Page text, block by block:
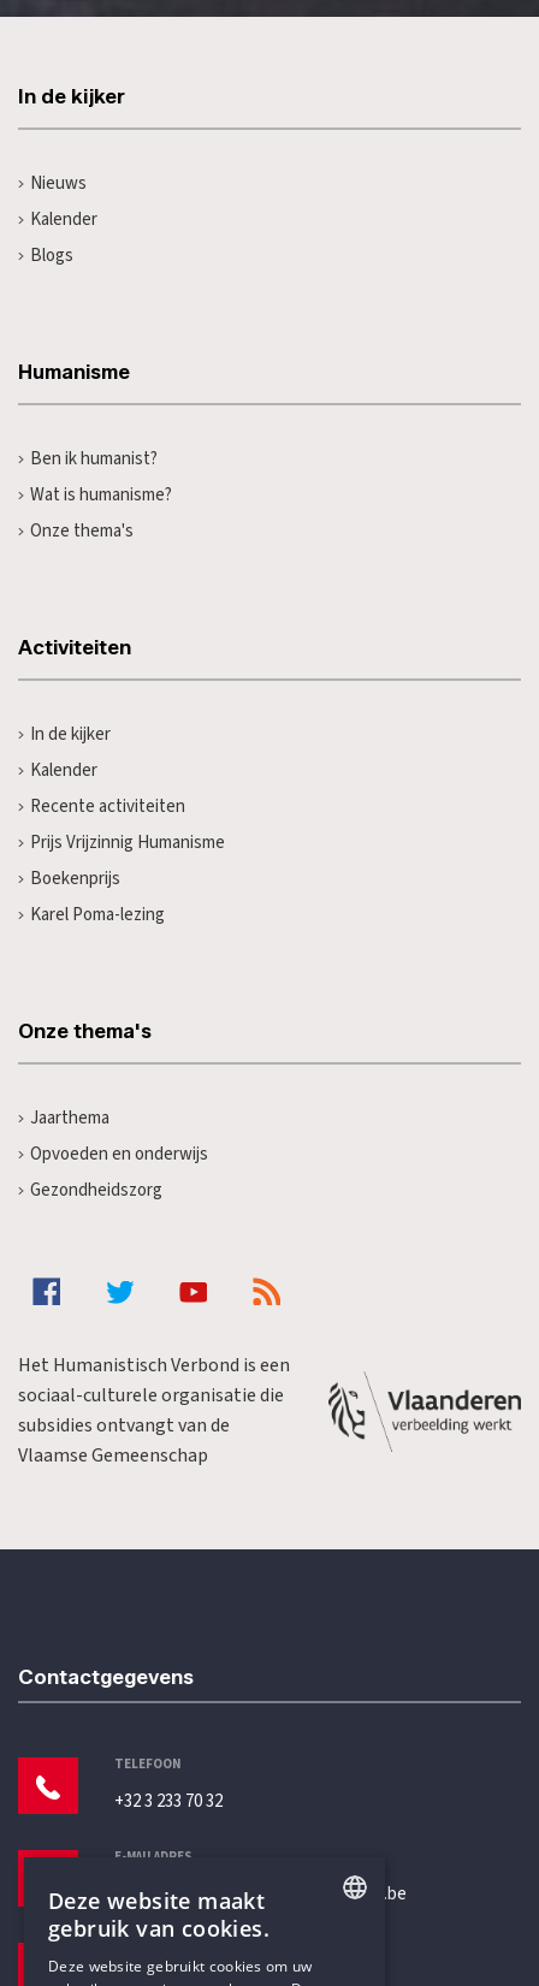
In de kijker
Nieuws
Kalender
Blogs
Humanisme
Ben ik humanist?
Wat is humanisme?
Onze thema's
Activiteiten
In de kijker
Kalender
Recente activiteiten
Prijs Vrijzinnig Humanisme
Boekenprijs
Karel Poma-lezing
Onze thema's
Jaarthema
Opvoeden en onderwijs
Gezondheidszorg
Het Humanistisch Verbond is een
sociaal-culturele organisatie die
subsidies ontvangt van de
Vlaamse Gemeenschap
Contactgegevens
TELEFOON
+32 3 233 70 32
E-MAILADRES
secretariaat@humanistischverbond.be
Deze website maakt
gebruik van cookies.
Deze website gebruikt cookies om uw